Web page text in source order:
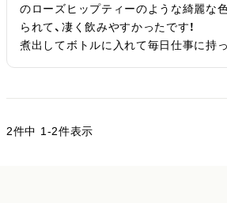
のローズヒップティーのような綺麗な
られて、凄く飲みやすかったです！
煮出してボトルに入れて毎日仕事に持
2件中 1-2件表示